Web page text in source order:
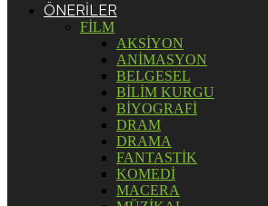
ÖNERİLER
FİLM
AKSİYON
ANİMASYON
BELGESEL
BİLİM KURGU
BİYOGRAFİ
DRAM
DRAMA
FANTASTİK
KOMEDİ
MACERA